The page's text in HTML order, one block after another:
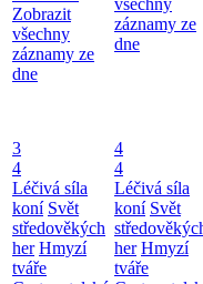
Zobrazit
všechny
záznamy ze
dne
záznamy ze
dne
3
4
Léčivá síla
koní Svět
středověkých
her Hmyzí
tváře
4
4
Léčivá síla
koní Svět
her Hmyzí
tváře